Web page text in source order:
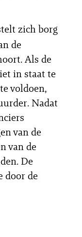
zich borg
de
Als de
in staat te
voldoen,
Nadat
van de
van de
De
door de